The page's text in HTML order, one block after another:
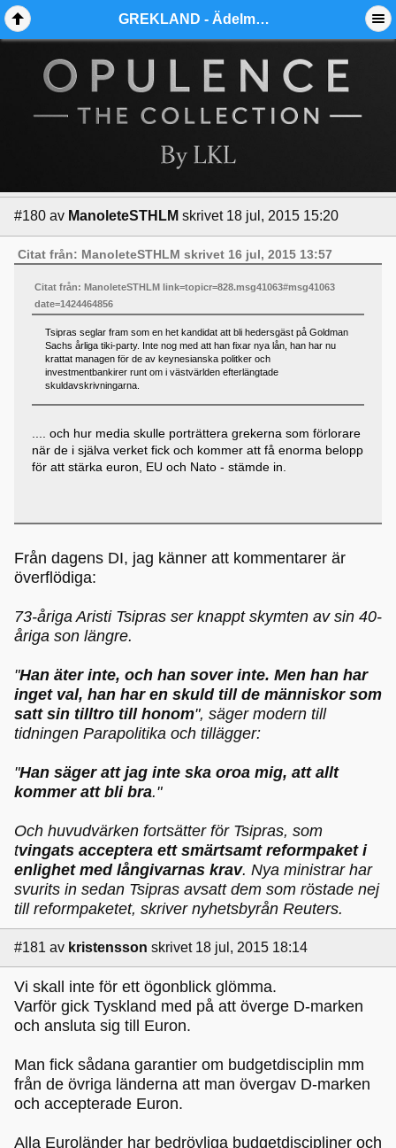
GREKLAND - Ädelmetallforum
#180 av ManoleteSTHLM skrivet 18 jul, 2015 15:20
Citat från: ManoleteSTHLM skrivet 16 jul, 2015 13:57
Citat från: ManoleteSTHLM link=topicr=828.msg41063#msg41063
date=1424464856
Tsipras seglar fram som en het kandidat att bli hedersgäst på Goldman
Sachs årliga tiki-party. Inte nog med att han fixar nya lån, han har nu
krattat managen för de av keynesianska politker och
investmentbankirer runt om i västvärlden efterlängtade
skuldavskrivningarna.
.... och hur media skulle porträttera grekerna som förlorare
när de i själva verket fick och kommer att få enorma belopp
för att stärka euron, EU och Nato - stämde in.
Från dagens DI, jag känner att kommentarer är
överflödiga:
73-åriga Aristi Tsipras ser knappt skymten av sin 40-
åriga son längre.
"Han äter inte, och han sover inte. Men han har
inget val, han har en skuld till de människor som
satt sin tilltro till honom", säger modern till
tidningen Parapolitika och tillägger:
"Han säger att jag inte ska oroa mig, att allt
kommer att bli bra."
Och huvudvärken fortsätter för Tsipras, som
tvingats acceptera ett smärtsamt reformpaket i
enlighet med långivarnas krav. Nya ministrar har
svurits in sedan Tsipras avsatt dem som röstade nej
till reformpaketet, skriver nyhetsbyrån Reuters.
#181 av kristensson skrivet 18 jul, 2015 18:14
Vi skall inte för ett ögonblick glömma.
Varför gick Tyskland med på att överge D-marken
och ansluta sig till Euron.
Man fick sådana garantier om budgetdisciplin mm
från de övriga länderna att man övergav D-marken
och accepterade Euron.
Alla Euroländer har bedrövliga budgetdiscipliner och